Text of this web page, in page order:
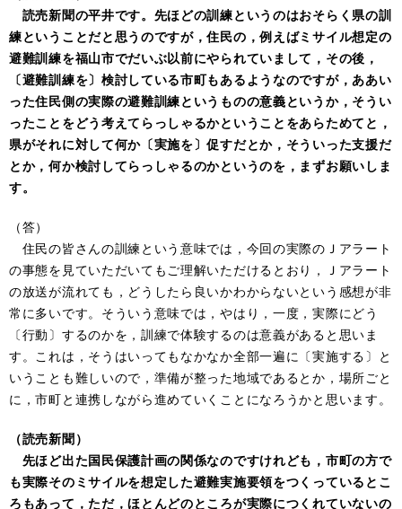
読売新聞の平井です。先ほどの訓練というのはおそらく県の訓
練ということだと思うのですが，住民の，例えばミサイル想定の
避難訓練を福山市でだいぶ以前にやられていまして，その後，
〔避難訓練を〕検討している市町もあるようなのですが，ああい
った住民側の実際の避難訓練というものの意義というか，そうい
ったことをどう考えてらっしゃるかということをあらためてと，
県がそれに対して何か〔実施を〕促すだとか，そういった支援だ
とか，何か検討してらっしゃるのかというのを，まずお願いしま
す。
（答）
住民の皆さんの訓練という意味では，今回の実際のＪアラート
の事態を見ていただいてもご理解いただけるとおり，Ｊアラート
の放送が流れても，どうしたら良いかわからないという感想が非
常に多いです。そういう意味では，やはり，一度，実際にどう
〔行動〕するのかを，訓練で体験するのは意義があると思いま
す。これは，そうはいってもなかなか全部一遍に〔実施する〕と
いうことも難しいので，準備が整った地域であるとか，場所ごと
に，市町と連携しながら進めていくことになろうかと思います。
（読売新聞）
先ほど出た国民保護計画の関係なのですけれども，市町の方で
も実際そのミサイルを想定した避難実施要領をつくっているとこ
ろもあって，ただ，ほとんどのところが実際につくれていないの